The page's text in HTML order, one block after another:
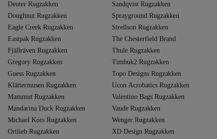
Deuter Rugzakken
Doughnut Rugzakken
Eagle Creek Rugzakken
Eastpak Rugzakken
Fjällräven Rugzakken
Gregory Rugzakken
Guess Rugzakken
Klättermusen Rugzakken
Mammut Rugzakken
Mandarina Duck Rugzakken
Michael Kors Rugzakken
Ortlieb Rugzakken
Sandqvist Rugzakken
Sprayground Rugzakken
Strellson Rugzakken
The Chesterfield Brand
Thule Rugzakken
Timbuk2 Rugzakken
Topo Designs Rugzakken
Ucon Acrobatics Rugzakken
Valentino Bags Rugzakken
Vaude Rugzakken
Wenger Rugzakken
XD Design Rugzakken